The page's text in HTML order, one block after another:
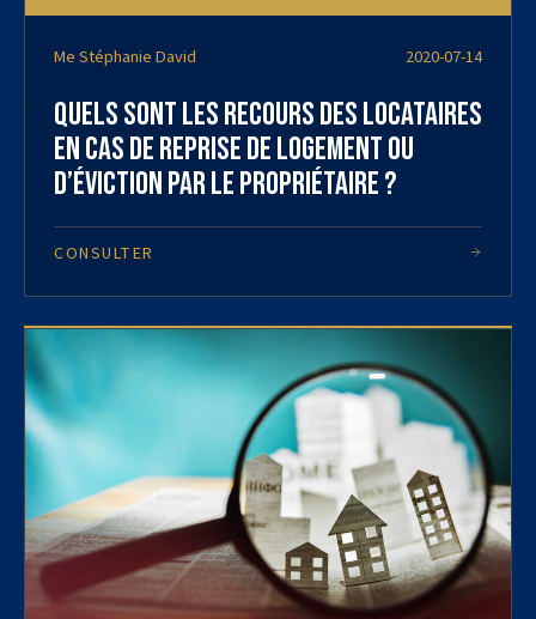
Me Stéphanie David 2020-07-14
Quels sont les recours des locataires
en cas de reprise de logement ou
d’éviction par le propriétaire ?
CONSULTER